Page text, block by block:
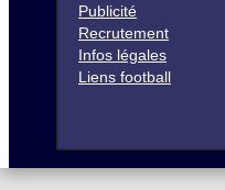
Publicité
Recrutement
Infos légales
Liens football